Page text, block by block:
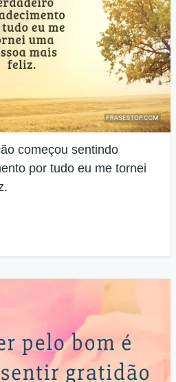
começou sentindo
por tudo eu me tornei